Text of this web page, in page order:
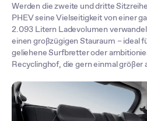
Werden die zweite und dritte
PHEV seine Vielseitigkeit von einer
2.093 Litern Ladevolumen
einen großzügigen Stauraum – ideal
geliehene Surfbretter oder
Recyclinghof, die gern einmal größer